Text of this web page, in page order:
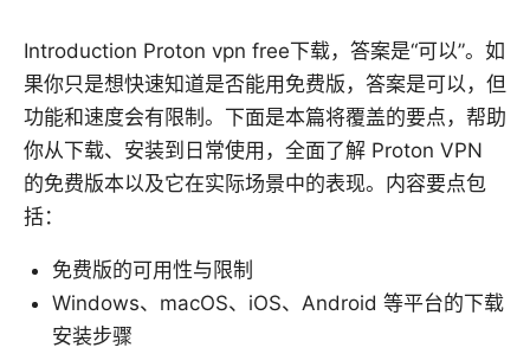
Introduction Proton vpn free下载，答案是“可以”。如
果你只是想快速知道是否能用免费版，答案是可以，但
功能和速度会有限制。下面是本篇将覆盖的要点，帮助
你从下载、安装到日常使用，全面了解 Proton VPN
的免费版本以及它在实际场景中的表现。内容要点包
括：
免费版的可用性与限制
Windows、macOS、iOS、Android 等平台的下载
安装步骤